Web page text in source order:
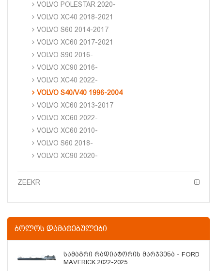
VOLVO POLESTAR 2020-
VOLVO XC40 2018-2021
VOLVO S60 2014-2017
VOLVO XC60 2017-2021
VOLVO S90 2016-
VOLVO XC90 2016-
VOLVO XC40 2022-
VOLVO S40/V40 1996-2004
VOLVO XC60 2013-2017
VOLVO XC60 2022-
VOLVO XC60 2010-
VOLVO S60 2018-
VOLVO XC90 2020-
ZEEKR
ᲑᲝᲚᲝᲡ ᲓᲐᲛᲐᲢᲔᲑᲣᲚᲔᲑᲘ
Სამაგრი Რადიატორის Მარჯვენა - FORD
MAVERICK 2022-2025